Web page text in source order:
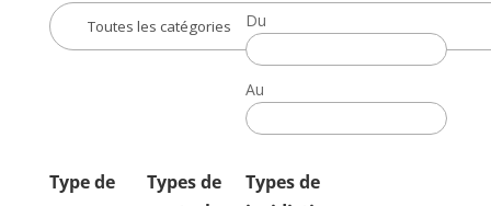
Du
Date
de
la
décision
Au
Date
de
décision
Type de
Types de
Types de